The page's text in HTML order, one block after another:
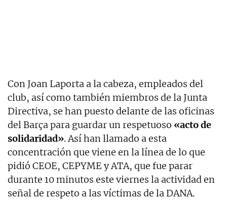
Con Joan Laporta a la cabeza, empleados del
club, así como también miembros de la Junta
Directiva, se han puesto delante de las oficinas
del Barça para guardar un respetuoso «acto de
solidaridad». Así han llamado a esta
concentración que viene en la línea de lo que
pidió CEOE, CEPYME y ATA, que fue parar
durante 10 minutos este viernes la actividad en
señal de respeto a las víctimas de la DANA.